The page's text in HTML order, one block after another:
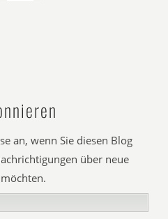
an, wenn Sie diesen Blog
über neue